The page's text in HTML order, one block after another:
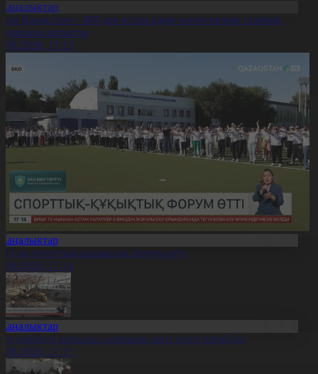
Қазақстан»: 400-ден астам адам экологиялық тазалық
қатысты
17:15
да спорттық-құқықтық форум өтті
17:14
өңірінде құрылыс қарқыны жеті есеге ұлғайды
17:13